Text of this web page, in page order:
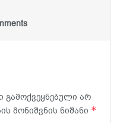
გამოქვეყნებული არ
მონიშვნის ნიშანი *